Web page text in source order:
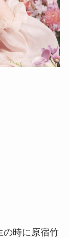
の時に原宿竹